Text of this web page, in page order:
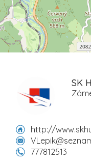
SK
http://
777812513